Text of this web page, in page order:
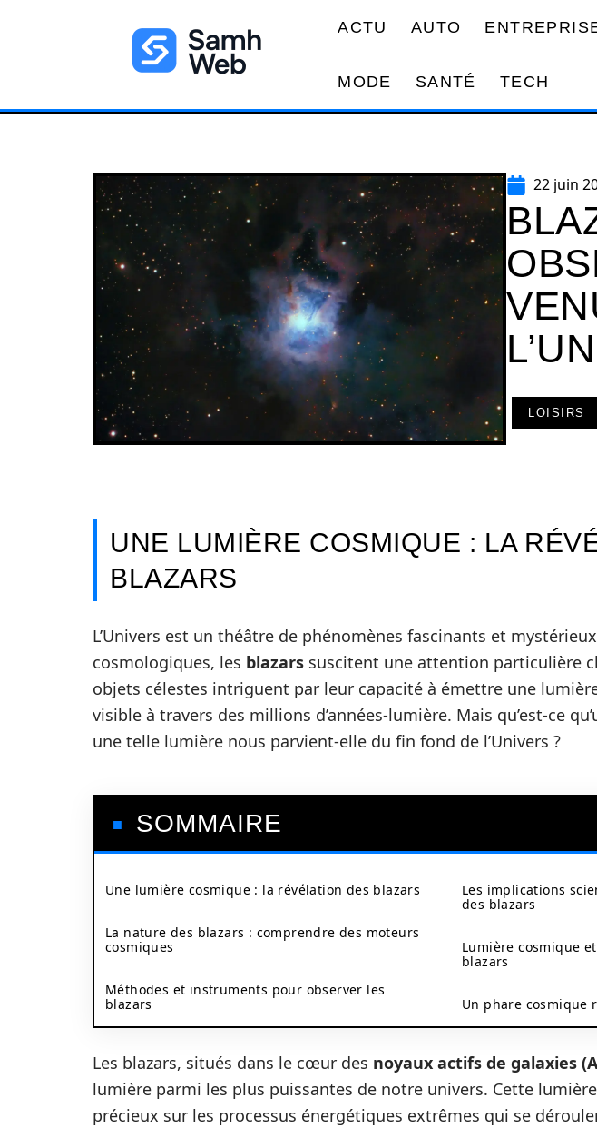
ACTU AUTO
MODE SANTÉ TECH
22 juin
LOISIRS
UNE LUMIÈRE COSMIQUE : LA
BLAZARS
L’Univers est un théâtre de phénomènes fascinants et
cosmologiques, les blazars suscitent une attention particulière
objets célestes intriguent par leur capacité à émettre une
visible à travers des millions d’années-lumière. Mais qu’est-ce
une telle lumière nous parvient-elle du fin fond de l’Univers ?
SOMMAIRE
Une lumière cosmique : la révélation des blazars
La nature des blazars : comprendre des moteurs
cosmiques
Méthodes et instruments pour observer les
blazars
Les implications
des blazars
Lumière cosmique
blazars
Un phare cosmique
Les blazars, situés dans le cœur des noyaux actifs de galaxies
lumière parmi les plus puissantes de notre univers. Cette
précieux sur les processus énergétiques extrêmes qui se